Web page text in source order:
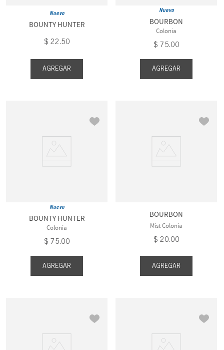
Nuevo
BOUNTY HUNTER
$ 22.50
AGREGAR
Nuevo
BOURBON
Colonia
$ 75.00
AGREGAR
Nuevo
BOUNTY HUNTER
Colonia
$ 75.00
AGREGAR
BOURBON
Mist Colonia
$ 20.00
AGREGAR